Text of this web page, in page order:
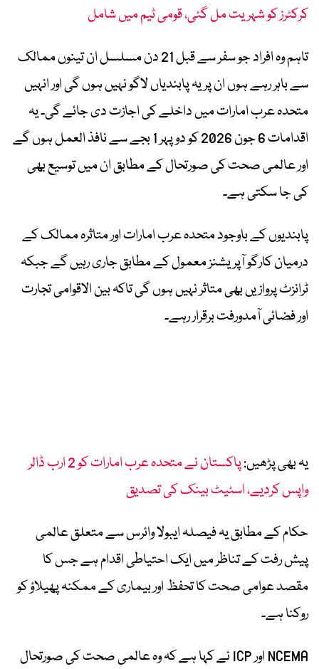
کرکٹرز کو شہریت مل گئی، قومی ٹیم میں شامل
تاہم وہ افراد جو سفر سے قبل 21 دن مسلسل ان تینوں ممالک
سے باہر رہے ہوں ان پر یہ پابندیاں لاگو نہیں ہوں گی اور انہیں
متحدہ عرب امارات میں داخلے کی اجازت دی جائے گی۔ یہ
اقدامات 6 جون 2026 کو دوپہر 1 بجے سے نافذ العمل ہوں گے
اور عالمی صحت کی صورتحال کے مطابق ان میں توسیع بھی
کی جا سکتی ہے۔
پابندیوں کے باوجود متحدہ عرب امارات اور متاثرہ ممالک کے
درمیان کارگو آپریشنز معمول کے مطابق جاری رہیں گے جبکہ
ٹرانزٹ پروازیں بھی متاثر نہیں ہوں گی تاکہ بین الاقوامی تجارت
اور فضائی آمدورفت برقرار رہے۔
یہ بھی پڑھیں:
پاکستان نے متحدہ عرب امارات کو 2 ارب ڈالر
واپس کردیے، اسٹیٹ بینک کی تصدیق
حکام کے مطابق یہ فیصلہ ایبولا وائرس سے متعلق عالمی
پیش رفت کے تناظر میں ایک احتیاطی اقدام ہے جس کا
مقصد عوامی صحت کا تحفظ اور بیماری کے ممکنہ پھیلاؤ کو
روکنا ہے۔
NCEMA اور ICP نے کہا ہے کہ وہ عالمی صحت کی صورتحال